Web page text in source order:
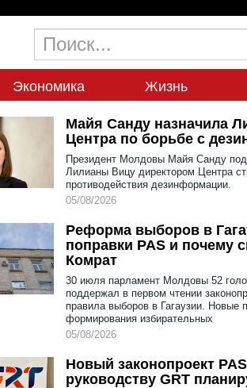
Экономика Жизнь
Майя Санду назначила
Центра по борьбе с
Президент Молдовы Майя Санду
Лилианы Вицу директором Центра
противодействия дезинформации.
05/08/2026
Реформа выборов в
поправки PAS и почему
Комрат
30 июля парламент Молдовы 52
поддержал в первом чтении
правила выборов в Гагаузии. Новые
формирования избирательных
05/08/2026
Новый законопроект
руководству GRT